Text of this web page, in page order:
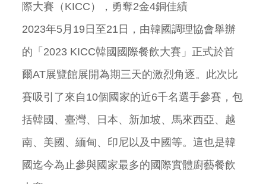
際大賽（KICC），勇奪2金4銅佳績
2023年5月19日至21日，由韓國調理協會舉辦
的「2023 KICC韓國國際餐飲大賽」正式於首
爾AT展覽館展開為期三天的激烈角逐。此次比
賽吸引了來自10個國家的近6千名選手參賽，包
括韓國、臺灣、日本、新加坡、馬來西亞、越
南、美國、緬甸、印尼以及中國等。這也是韓
國迄今為止參與國家最多的國際實體廚藝餐飲